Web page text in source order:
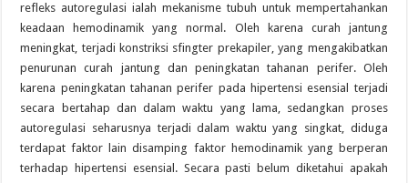
refleks autoregulasi ialah mekanisme tubuh untuk mempertahankan
keadaan hemodinamik yang normal. Oleh karena curah jantung
meningkat, terjadi konstriksi sfingter prekapiler, yang mengakibatkan
penurunan curah jantung dan peningkatan tahanan perifer. Oleh
karena peningkatan tahanan perifer pada hipertensi esensial terjadi
secara bertahap dan dalam waktu yang lama, sedangkan proses
autoregulasi seharusnya terjadi dalam waktu yang singkat, diduga
terdapat faktor lain disamping faktor hemodinamik yang berperan
terhadap hipertensi esensial. Secara pasti belum diketahui apakah